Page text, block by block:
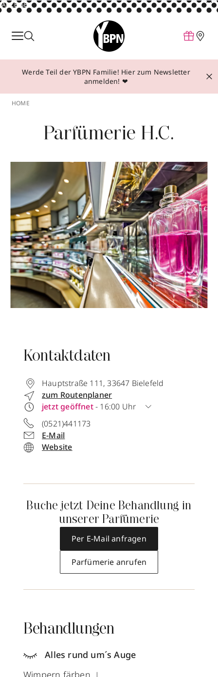
ANZEIGE
Parfum
Make-up
Behandlungen
Über YBPN
Aktionen
Storefinder
Werde Teil der YBPN Familie! Hier zum Newsletter
anmelden! ❤
HOME
Parfümerie H.C.
Kontaktdaten
Hauptstraße 111,33647 Bielefeld
zum Routenplaner
jetzt geöffnet- 16:00 Uhr
(0521)441173
E-Mail
Website
Buche jetzt Deine Behandlung in
unserer Parfümerie
Per E-Mail anfragen
Parfümerie anrufen
Behandlungen
Alles rund um´s Auge
Wimpern färben